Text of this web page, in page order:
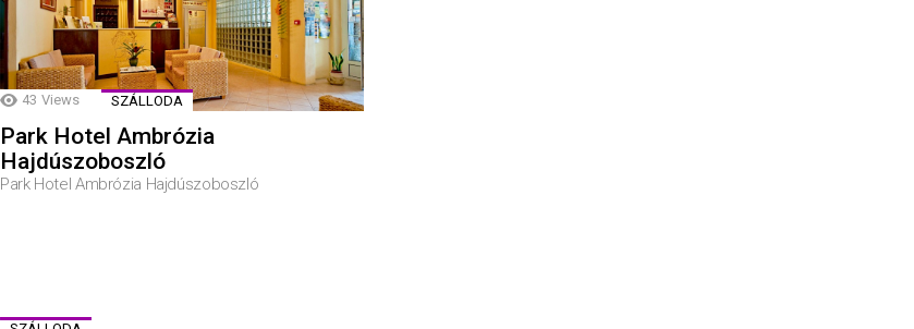
43 Views SZÁLLODA
Park Hotel Ambrózia
Hajdúszoboszló
Park Hotel Ambrózia Hajdúszoboszló